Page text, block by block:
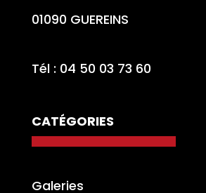
01090 GUEREINS
Tél : 04 50 03 73 60
CATÉGORIES
Galeries